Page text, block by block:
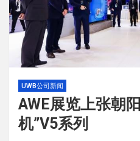
UWB公司新闻
AWE展览上张朝
机”V5系列